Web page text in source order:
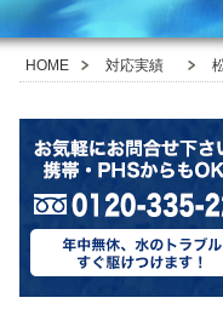
HOME 対応実績